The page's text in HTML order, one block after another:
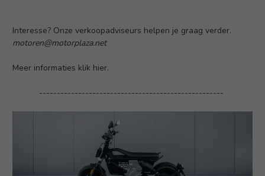
Interesse? Onze verkoopadviseurs helpen je graag verder.
motoren@motorplaza.net
Meer informaties klik hier.
----------------------------------------------------